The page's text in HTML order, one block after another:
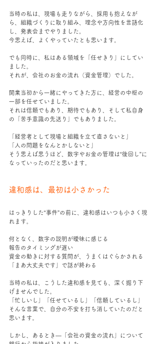
当時の私は、現場も走りながら、採用も抱えなが
ら、組織づくりに取り組み、理念や方向性を言語化
し、発表会までやりました。
今思えば、よくやっていたとも思います。
でも同時に、私はある領域を「任せきり」にしてい
ました。
それが、会社のお金の流れ（資金管理）でした。
開業当初から一緒にやってきた方に、経営の中枢の
一部を任せていました。
それは信頼でもあり、期待でもあり、そして私自身
の「苦手意識の先送り」でもありました。
「経営者として現場と組織を立て直さないと」
「人の問題をなんとかしないと」
そう思えば思うほど、数字やお金の管理は“後回し”に
なっていったのだと思います。
違和感は、最初は小さかった
はっきりした“事件”の前に、違和感はいつも小さく現
れます。
何となく、数字の説明が曖昧に感じる
報告のタイミングが遅い
資金の動きに対する質問が、うまくはぐらかされる
「まあ大丈夫です」で話が終わる
当時の私は、こうした違和感を見ても、深く掘り下
げませんでした。
「忙しいし」「任せているし」「信頼しているし」
そんな言葉で、自分の不安を打ち消していたのだと
思います。
しかし、あるとき―「会社の資金の流れ」について